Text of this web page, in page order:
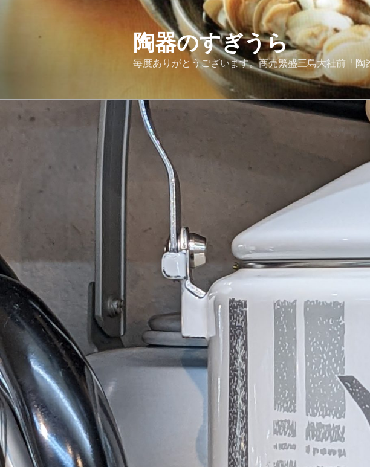
陶器のすぎうら
毎度ありがとうございます。商売繁盛三島大社前「陶